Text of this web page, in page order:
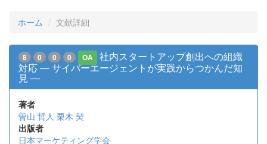
ホーム 文献詳細
8 0 0 0 OA
社内スタートアップ創出への組織
対応 ― サイバーエージェントが実践からつかんだ知
見 ―
著者
曽山 哲人 栗木 契
出版者
日本マーケティング学会